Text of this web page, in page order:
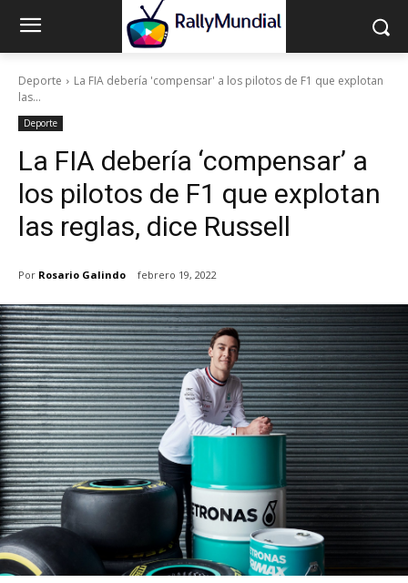
Deporte
La FIA debería 'compensar' a los pilotos de F1 que explotan
las...
Deporte
La FIA debería ‘compensar’ a
los pilotos de F1 que explotan
las reglas, dice Russell
Por Rosario Galindo febrero 19, 2022